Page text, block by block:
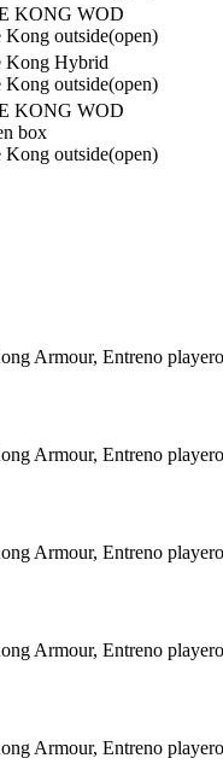
KONG WOD
Kong outside(open)
Kong Hybrid
Kong outside(open)
KONG WOD
box
Kong outside(open)
Armour, Entreno
Armour, Entreno
Armour, Entreno
Armour, Entreno
Armour, Entreno